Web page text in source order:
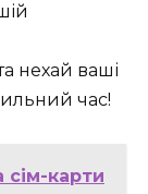
нехай ваші
час!
сім-карти